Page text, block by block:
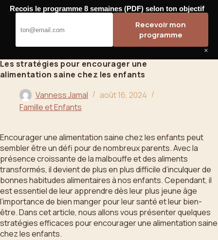
Passer
contenu
Bahoo
Les stratégies pour encourager une
alimentation saine chez les enfants
Vanness Jamal
août 16, 2024
Famille et Enfants
Encourager une alimentation saine chez les enfants peut
sembler être un défi pour de nombreux parents. Avec la
présence croissante de la malbouffe et des aliments
transformés, il devient de plus en plus difficile d’inculquer de
bonnes habitudes alimentaires à nos enfants. Cependant, il
est essentiel de leur apprendre dès leur plus jeune âge
l’importance de bien manger pour leur santé et leur bien-
être. Dans cet article, nous allons vous présenter quelques
stratégies efficaces pour encourager une alimentation saine
chez les enfants.
Recois le programme 8 semaines (PDF) selon ton objectif
Recevoir mon
programme
×